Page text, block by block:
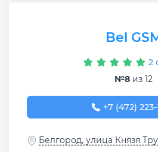
Bel
2
№8 из 12
+7 (472) 223-
+7 (472)
Белгород, улица Князя